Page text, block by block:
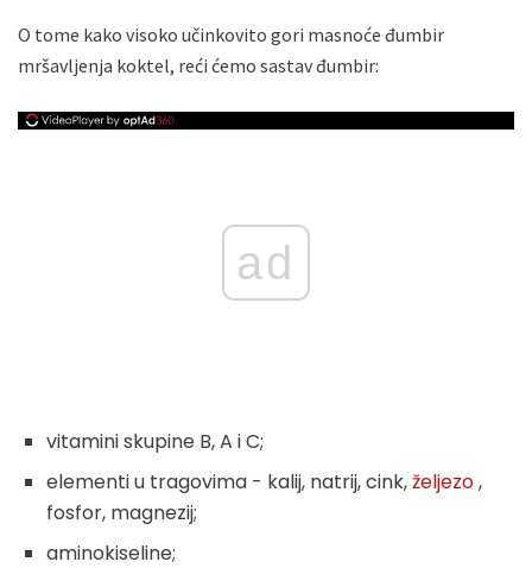
O tome kako visoko učinkovito gori masnoće đumbir
mršavljenja koktel, reći ćemo sastav đumbir:
ad
vitamini skupine B, A i C;
elementi u tragovima - kalij, natrij, cink,željezo,
fosfor, magnezij;
aminokiseline;